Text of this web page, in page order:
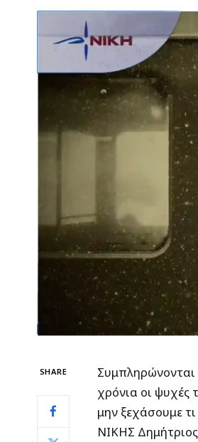
SHARE
χρόνια οι ψυχές
μην ξεχάσουμε
ΝΙΚΗΣ